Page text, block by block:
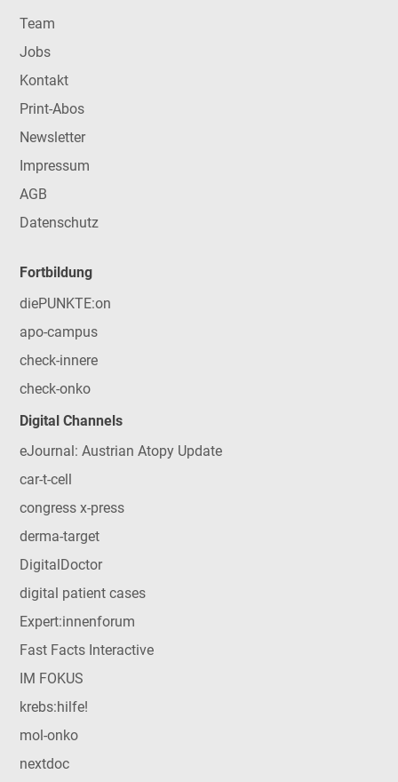
Team
Jobs
Kontakt
Print-Abos
Newsletter
Impressum
AGB
Datenschutz
Fortbildung
diePUNKTE:on
apo-campus
check-innere
check-onko
Digital Channels
eJournal: Austrian Atopy Update
car-t-cell
congress x-press
derma-target
DigitalDoctor
digital patient cases
Expert:innenforum
Fast Facts Interactive
IM FOKUS
krebs:hilfe!
mol-onko
nextdoc